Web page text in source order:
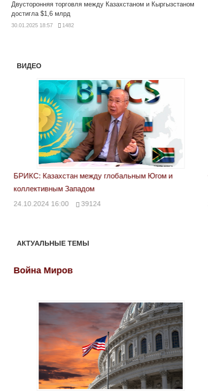
Двусторонняя торговля между Казахстаном и Кыргызстаном
достигла $1,6 млрд
30.01.2025 18:57 1482
ВИДЕО
БРИКС: Казахстан между глобальным Югом и
коллективным Западом
24.10.2024 16:00 39124
АКТУАЛЬНЫЕ ТЕМЫ
Война Миров